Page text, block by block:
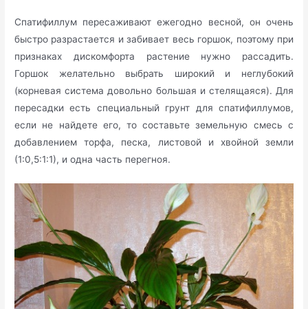
Спатифиллум пересаживают ежегодно весной, он очень
быстро разрастается и забивает весь горшок, поэтому при
признаках дискомфорта растение нужно рассадить.
Горшок желательно выбрать широкий и неглубокий
(корневая система довольно большая и стелящаяся). Для
пересадки есть специальный грунт для спатифиллумов,
если не найдете его, то составьте земельную смесь с
добавлением торфа, песка, листовой и хвойной земли
(1:0,5:1:1), и одна часть перегноя.